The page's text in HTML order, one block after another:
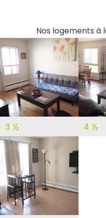
Nos logements à
DÉTAILS
3 ½ 4 ½
DÉTAILS